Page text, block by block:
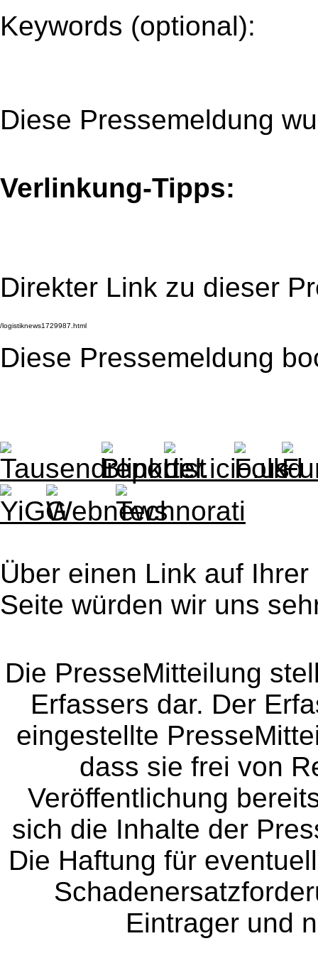
Keywords (optional):
Diese Pressemeldung
Verlinkung-Tipps:
Direkter Link zu dieser
Diese Pressemeldung
Über einen Link auf
Seite würden wir uns
Die PresseMitteilung
Erfassers dar. Der
eingestellte
dass sie frei von
Veröffentlichung
sich die Inhalte der
Die Haftung für
Eintrager und